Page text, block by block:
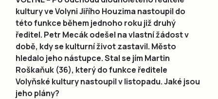
kultury ve Volyni Jiřího Houzima nastoupil do
této funkce během jednoho roku již druhý
ředitel. Petr Mecák odešel na vlastní žádost v
době, kdy se kulturní život zastavil. Město
hledalo jeho nástupce. Stal se jím Martin
Roškaňuk (36), který do funkce ředitele
Volyňské kultury nastoupil v listopadu. Jaké jsou
jeho plány?